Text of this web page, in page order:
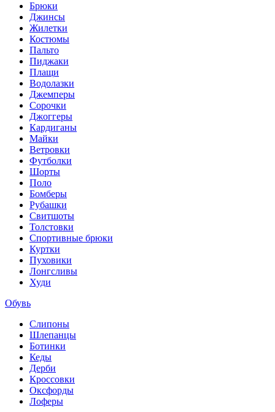
Брюки
Джинсы
Жилетки
Костюмы
Пальто
Пиджаки
Плащи
Водолазки
Джемперы
Сорочки
Джоггеры
Кардиганы
Майки
Ветровки
Футболки
Шорты
Поло
Бомберы
Рубашки
Свитшоты
Толстовки
Спортивные брюки
Куртки
Пуховики
Лонгсливы
Худи
Обувь
Слипоны
Шлепанцы
Ботинки
Кеды
Дерби
Кроссовки
Оксфорды
Лоферы